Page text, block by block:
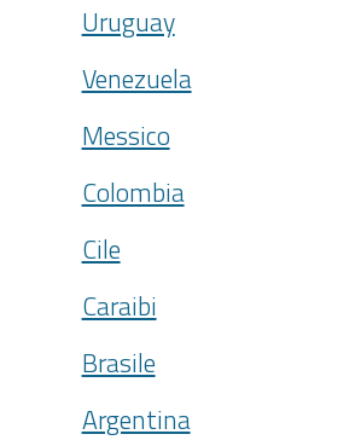
Uruguay
Venezuela
Messico
Colombia
Cile
Caraibi
Brasile
Argentina